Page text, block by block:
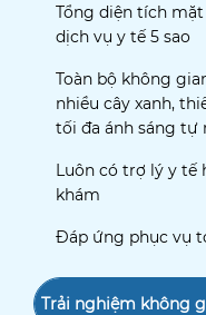
Tổng diện tích
dịch vụ y tế 5 sao
Toàn bộ không
nhiều cây xanh,
tối đa ánh sáng tự
Luôn có trợ lý y tế
khám
Đáp ứng phục vụ
Trải nghiệm không